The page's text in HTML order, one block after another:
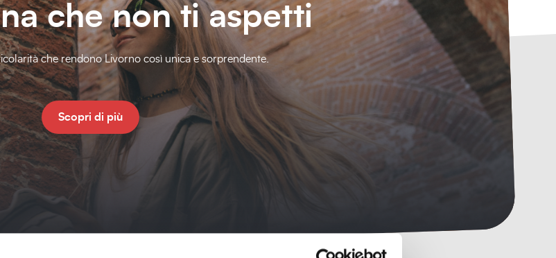
che non ti aspetti
che rendono Livorno così unica e sorprendente.
Scopri di più